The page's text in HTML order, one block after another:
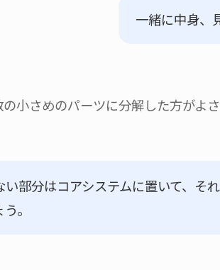
一緒に中身、
小さめのパーツに分解した方がよ
い部分はコアシステムに置いて、そ
。